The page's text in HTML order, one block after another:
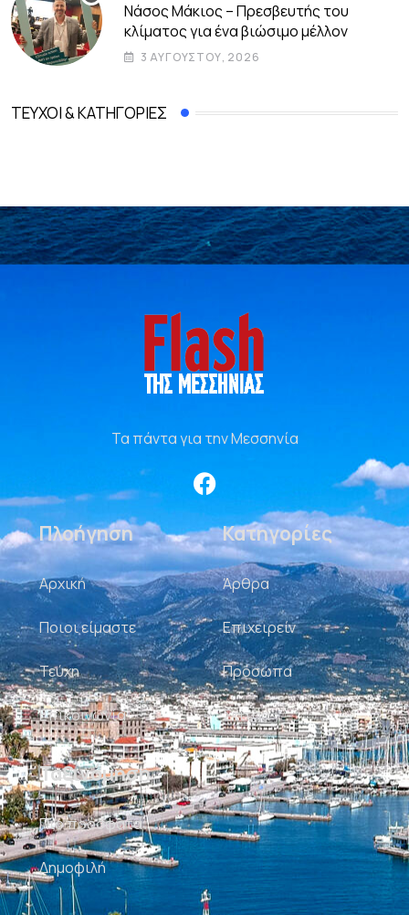
Νάσος Μάκιος – Πρεσβευτής του
κλίματος για ένα βιώσιμο μέλλον
3 ΑΥΓΟΎΣΤΟΥ, 2026
ΤΕΎΧΟΙ & ΚΑΤΗΓΟΡΊΕΣ
Τα πάντα για την Μεσσηνία
Πλοήγηση
Αρχική
Ποιοι είμαστε
Τεύχη
Επικοινωνία
Κατηγορίες
Άρθρα
Επιχειρείν
Πρόσωπα
Σκίτσα
Ταξινόμηση
Πιο πρόσφατα
Δημοφιλή